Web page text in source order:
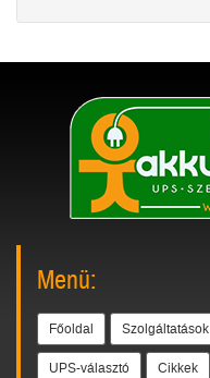
Menü:
Főoldal Szolgáltatások
UPS-választó Cikkek